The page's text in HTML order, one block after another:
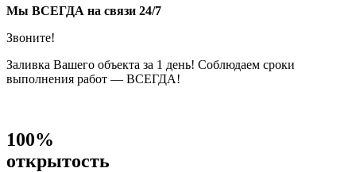
Мы ВСЕГДА на связи 24/7
Звоните!
Заливка Вашего объекта за 1 день! Соблюдаем сроки
выполнения работ — ВСЕГДА!
100%
открытость